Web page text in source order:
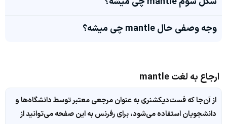
وجه وصفی حال mantle چی میشه؟
ارجاع به لغت mantle
از آن‌جا که فست‌دیکشنری به عنوان مرجعی معتبر توسط دانشگاه‌ها و
دانشجویان استفاده می‌شود، برای رفرنس به این صفحه می‌توانید از